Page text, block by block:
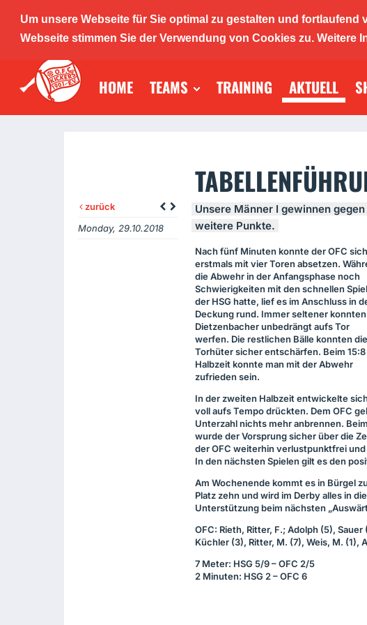
Um unsere Webseite für Sie optimal zu gestalten und
Webseite stimmen Sie der Verwendung von Cookies zu. Weitere
O.F.C.
HOME TEAMS TRAINING AKTUELL
Unsere Männer I gewinnen
weitere Punkte.
Nach fünf Minuten konnte derOFC sich
erstmals mit vier Toren absetzen.
die Abwehr in der Anfangsphase noch
Schwierigkeiten mit den schnellen
der HSG hatte, lief es im Anschluss in
Deckung rund. Immer seltener
Dietzenbacher unbedrängt aufs Tor
werfen. Die restlichen Bälle konnten die
Torhüter sicher entschärfen. Beim
Halbzeit konnte man mit der Abwehr
zufrieden sein.
In der zweiten Halbzeit entwickelte
voll aufs Tempo drückten. Dem OFC
Unterzahl nichts mehr anbrennen.
wurde der Vorsprung sicher über die
derOFC weiterhin verlustpunktfrei
In den nächsten Spielen gilt es den
Am Wochenende kommt es in Bürgel
Platz zehn und wird im Derby alles in
Unterstützung beim nächsten
OFC: Rieth, Ritter, F.; Adolph (5),
Küchler (3), Ritter, M. (7), Weis, M. (1),
7 Meter: HSG 5/9 –OFC 2/5
2 Minuten: HSG 2 –OFC 6
zurück
Monday, 29.10.2018